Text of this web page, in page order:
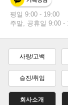
평일 9:00 - 19:00
주말, 공휴일 9:00 -
사랑/고백
승진/취임
회사소개